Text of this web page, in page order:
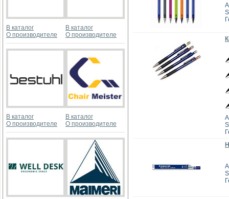
В каталог
О производителе
В каталог
О производителе
В каталог
О производителе
В каталог
О производителе